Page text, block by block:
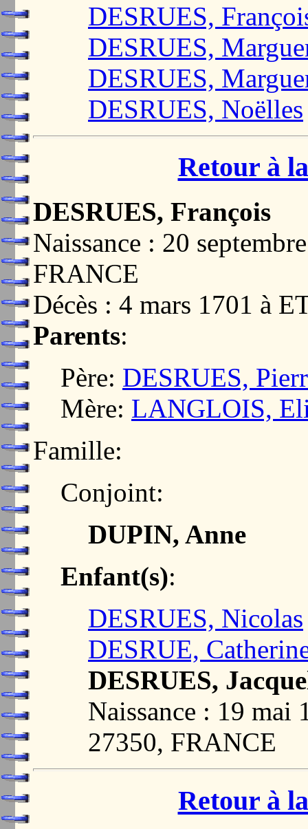
DESRUES,
DESRUES,
DESRUES,
DESRUES, Noëlles
Retour à
DESRUES, François
Naissance : 20
FRANCE
Décès : 4 mars 1701 à
Parents:
Père: DESRUES,
Mère: LANGLOIS,
Famille:
Conjoint:
DUPIN, Anne
Enfant(s):
DESRUES, Nicolas
DESRUE,
DESRUES,
Naissance : 19
27350, FRANCE
Retour à